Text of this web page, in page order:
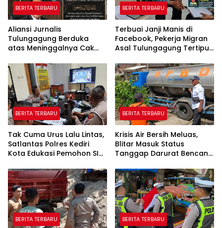
BERITA TERBARU
Aliansi Jurnalis
Tulungagung Berduka
atas Meninggalnya Cak
“Beliau Pejuang Keadilan
yang Vokal”
BERITA TERBARU
Terbuai Janji Manis di
Facebook, Pekerja Migran
Asal Tulungagung Tertipu
BERITA TERBARU
Tak Cuma Urus Lalu Lintas,
Satlantas Polres Kediri
Kota Edukasi Pemohon SIM
Pelatihan AI
BERITA TERBARU
Krisis Air Bersih Meluas,
Blitar Masuk Status
Tanggap Darurat Bencana
BERITA TERBARU BERITA TERBARU